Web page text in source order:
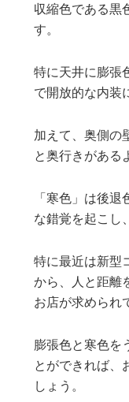
収縮色である黒
す。
特に天井に膨張
で開放的な内装
加えて、奥側の
と奥行きがある
「寒色」は後
な錯覚を起こし
特に最近は新型
から、人と距離
お店が求められ
膨張色と寒色を
とができれば、
しょう。